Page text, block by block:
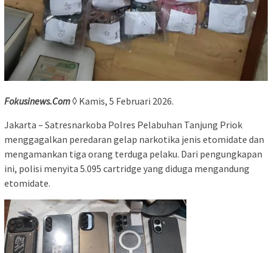
Fokusinews.Com◊ Kamis, 5 Februari 2026.
Jakarta – Satresnarkoba Polres Pelabuhan Tanjung Priok
menggagalkan peredaran gelap narkotika jenis etomidate dan
mengamankan tiga orang terduga pelaku. Dari pengungkapan
ini, polisi menyita 5.095 cartridge yang diduga mengandung
etomidate.